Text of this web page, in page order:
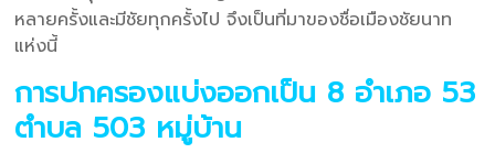
หลายครั้งและมีชัยทุกครั้งไป จึงเป็นที่มาของชื่อเมืองชัยนาท
แห่งนี้
การปกครองแบ่งออกเป็น 8 อำเภอ 53
ตำบล 503 หมู่บ้าน